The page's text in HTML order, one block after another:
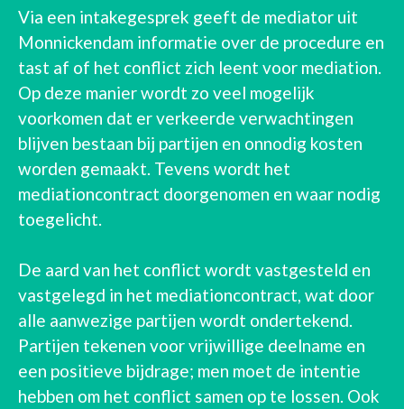
Via een intakegesprek geeft de mediator uit
Monnickendam informatie over de procedure en
tast af of het conflict zich leent voor mediation.
Op deze manier wordt zo veel mogelijk
voorkomen dat er verkeerde verwachtingen
blijven bestaan bij partijen en onnodig kosten
worden gemaakt. Tevens wordt het
mediationcontract doorgenomen en waar nodig
toegelicht.
De aard van het conflict wordt vastgesteld en
vastgelegd in het mediationcontract, wat door
alle aanwezige partijen wordt ondertekend.
Partijen tekenen voor vrijwillige deelname en
een positieve bijdrage; men moet de intentie
hebben om het conflict samen op te lossen. Ook